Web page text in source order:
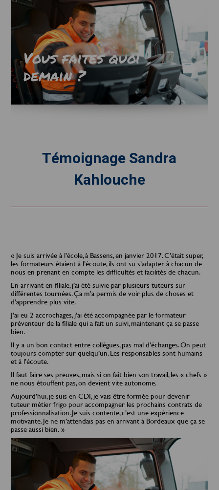
Vous faites quoi
demain ?
Témoignage Sandra
Kahlouche
« Je suis arrivée à l’école, à Bassens, en janvier 2017. C’était super,
les formateurs étaient à l’écoute, ils ont su s’adapter à chacun de
nous en prenant en compte les difficultés et facilités de chacun.
En arrivant en filiale, j’ai été suivie par plusieurs tuteurs sur
différentes tournées. Ça m’a permis de voir plus de choses et
d’apprendre plus vite.
J’ai eu 2 accrochages, j’ai été accompagnée par le formateur
préventeur de la filiale qui a fait un suivi, maintenant ça se passe
bien.
Il y a un bon contact entre collègues, pas mal d’échanges. On peut
toujours compter sur quelqu’un. Les responsables sont humains
et à l’écoute.
Il faut faire ses preuves, mais si on fait bien son travail, les « chefs »
ne nous étouffent pas, on devient vite autonome.
Aujourd’hui, je suis en CDI, je vais être formée pour devenir
tuteur métier frigo pour accompagner les prochains contrats de
professionnalisation. Je suis contente, c’est une expérience
motivante. Je ne m’attendais pas en arrivant à Bordeaux que ça se
passe aussi bien. »